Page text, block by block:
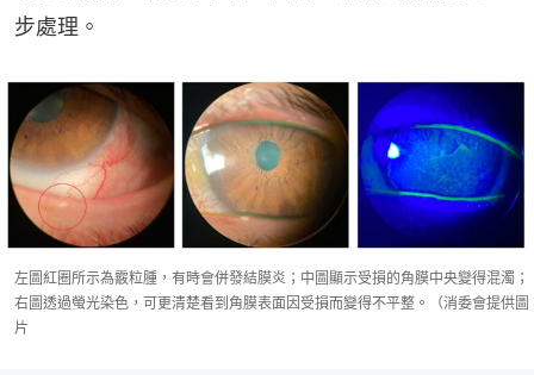
步處理。
左圖紅圈所示為霰粒腫，有時會併發結膜炎；中圖顯示受損的角膜中央變得混濁；
右圖透過螢光染色，可更清楚看到角膜表面因受損而變得不平整。（消委會提供圖
片